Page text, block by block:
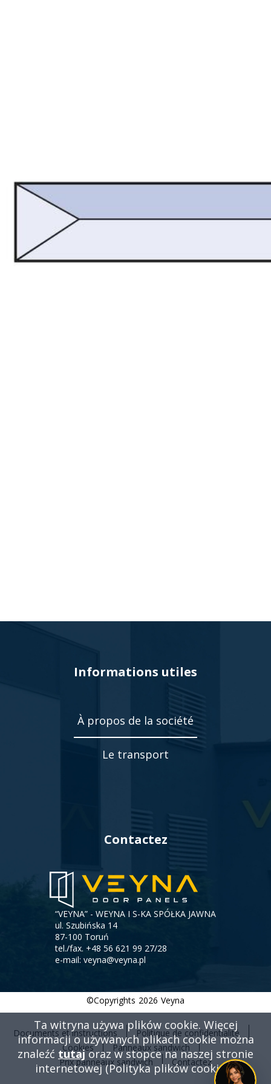
rynku
wypełnień
Informations utiles
À propos de la société
Le transport
Contactez
“VEYNA” - WEYNA I S-KA SPÓŁKA JAWNA
ul. Szubińska 14
87-100 Toruń
tel./fax. +48 56 621 99 27/28
e-mail: veyna@veyna.pl
©Copyrights 2026 Veyna
Menu
stopki
Documents et instructions
Politique de confidentialité
Cookies
Panneaux sandwich
Prix ​​panneaux sandwich
Contactez
Ta witryna używa plików cookie. Więcej
informacji o używanych plikach cookie można
znaleźć tutajoraz w stopce na naszej stronie
internetowej (Polityka plików cookies).